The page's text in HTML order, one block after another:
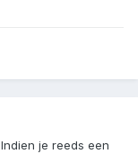
je reeds een